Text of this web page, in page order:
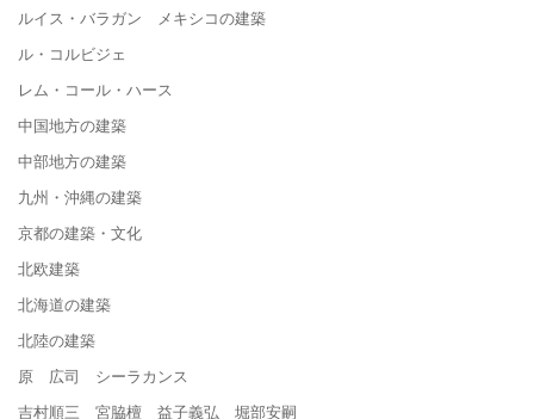
ルイス・バラガン メキシコの建築
ル・コルビジェ
レム・コール・ハース
中国地方の建築
中部地方の建築
九州・沖縄の建築
京都の建築・文化
北欧建築
北海道の建築
北陸の建築
原 広司 シーラカンス
吉村順三 宮脇檀 益子義弘 堀部安嗣